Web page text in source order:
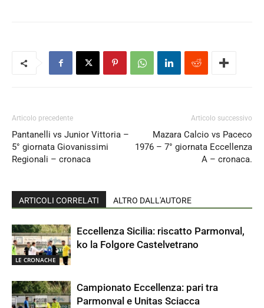
Articolo precedente
Pantanelli vs Junior Vittoria –
5° giornata Giovanissimi
Regionali – cronaca
Articolo successivo
Mazara Calcio vs Paceco
1976 – 7° giornata Eccellenza
A – cronaca.
ARTICOLI CORRELATI ALTRO DALL'AUTORE
LE CRONACHE
Eccellenza Sicilia: riscatto Parmonval,
ko la Folgore Castelvetrano
Campionato Eccellenza: pari tra
Parmonval e Unitas Sciacca